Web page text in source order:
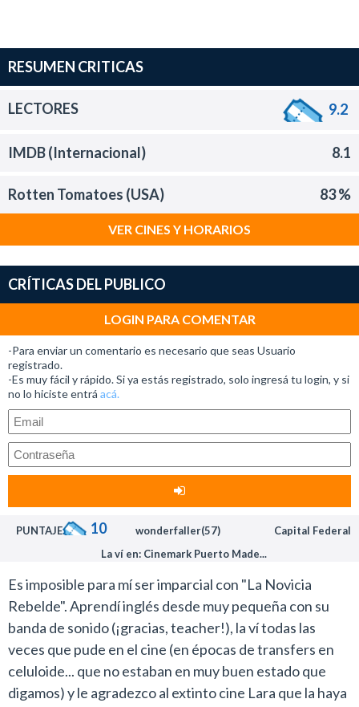
RESUMEN CRITICAS
LECTORES 9.2
IMDB (Internacional) 8.1
Rotten Tomatoes (USA) 83 %
VER CINES Y HORARIOS
CRÍTICAS DEL PUBLICO
LOGIN PARA COMENTAR
-Para enviar un comentario es necesario que seas Usuario
registrado.
-Es muy fácil y rápido. Si ya estás registrado, solo ingresá tu login, y si
no lo hiciste entrá acá.
PUNTAJE: 10 wonderfaller(57)
Capital Federal
La ví en: Cinemark Puerto Made...
Es imposible para mí ser imparcial con "La Novicia
Rebelde". Aprendí inglés desde muy pequeña con su
banda de sonido (¡gracias, teacher!), la ví todas las
veces que pude en el cine (en épocas de transfers en
celuloide... que no estaban en muy buen estado que
digamos) y le agradezco al extinto cine Lara que la haya